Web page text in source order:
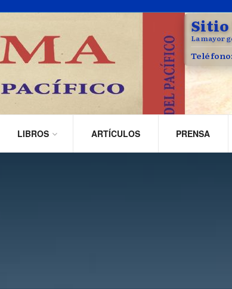
Sitio
La mayor
Teléfono:
LIBROS ARTÍCULOS PRENSA